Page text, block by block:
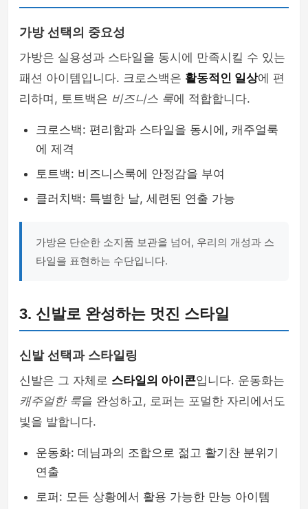
가방 선택의 중요성
가방은 실용성과 스타일을 동시에 만족시킬 수 있는
패션 아이템입니다. 크로스백은 활동적인 일상에 편
리하며, 토트백은 비즈니스 룩에 적합합니다.
크로스백: 편리함과 스타일을 동시에, 캐주얼룩
에 제격
토트백: 비즈니스룩에 안정감을 부여
클러치백: 특별한 날, 세련된 연출 가능
가방은 단순한 소지품 보관을 넘어, 우리의 개성과 스
타일을 표현하는 수단입니다.
3. 신발로 완성하는 멋진 스타일
신발 선택과 스타일링
신발은 그 자체로 스타일의 아이콘입니다. 운동화는
캐주얼한 룩을 완성하고, 로퍼는 포멀한 자리에서도
빛을 발합니다.
운동화: 데님과의 조합으로 젊고 활기찬 분위기
연출
로퍼: 모든 상황에서 활용 가능한 만능 아이템